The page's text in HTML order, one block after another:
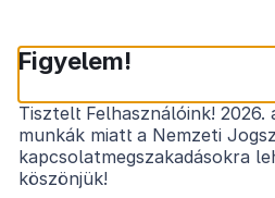
29/
egyes miniszteri
CXXV. törvény
Figyelem!
Tisztelt Felhasználóink!
munkák miatt a Nemzeti
kapcsolatmegszakadásokra
köszönjük!